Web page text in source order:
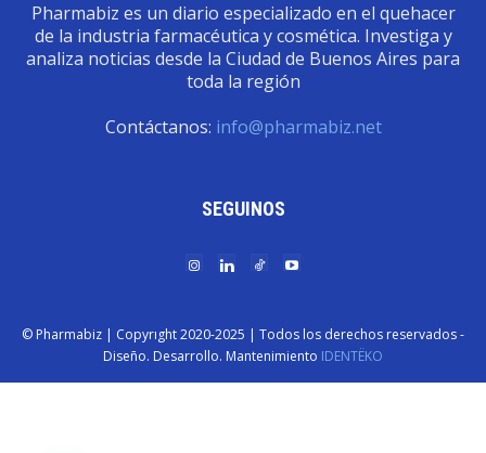
Pharmabiz es un diario especializado en el quehacer
de la industria farmacéutica y cosmética. Investiga y
analiza noticias desde la Ciudad de Buenos Aires para
toda la región
Contáctanos: info@pharmabiz.net
SEGUINOS
© Pharmabiz | Copyrıght 2020-2025 | Todos los derechos reservados -
Diseño. Desarrollo. Mantenimiento IDENTËKO